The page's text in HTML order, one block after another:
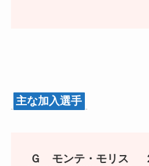
主な加入選手
Ｇ モンテ・モリス